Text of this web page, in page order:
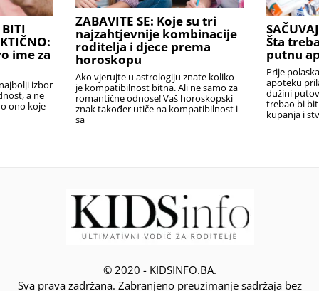
ime za
izbor
a ne
ono koje
ZABAVITE SE: Koje su tri
najzahtjevnije kombinacije
roditelja i djece prema
horoskopu
Ako vjerujte u astrologiju znate koliko
je kompatibilnost bitna. Ali ne samo za
romantične odnose! Vaš horoskopski
znak također utiče na kompatibilnost i
sa
Šta
putnu
Prije
apoteku
dužini
trebao bi
kupanja i
© 2020 - KIDSINFO.BA.
Sva prava zadržana. Zabranjeno preuzimanje sadržaja bez